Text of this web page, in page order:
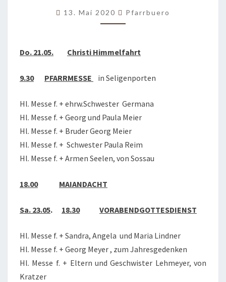
24.
13. Mai 2020 Pfarrbuero
Do. 21.05. Christi Himmelfahrt
9.30 PFARRMESSE in Seligenporten
Hl. Messe f. + ehrw.Schwester Germana
Hl. Messe f. + Georg und Paula Meier
Hl. Messe f. + Bruder Georg Meier
Hl. Messe f. + Schwester Paula Reim
Hl. Messe f. + Armen Seelen, von Sossau
18.00 MAIANDACHT
Sa. 23.05. 18.30 VORABENDGOTTESDIENST
Hl. Messe f. + Sandra, Angela und Maria Lindner
Hl. Messe f. + Georg Meyer , zum Jahresgedenken
Hl. Messe f. + Eltern und Geschwister Lehmeyer, von
Kratzer